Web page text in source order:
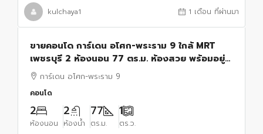
kulchaya1 1 เดือน ที่ผ่านมา
ขายคอนโด การ์เดน อโศก-พระราม 9 ใกล้ MRT
เพชรบุรี 2 ห้องนอน 77 ตร.ม. ห้องสวย พร้อมอยู่
เหมาะลงทุน
การ์เดน อโศก-พระราม 9
คอนโด
2
ห้องนอน
2
ห้องน้ำ
77
ตร.ม.
1
ตร.ว.